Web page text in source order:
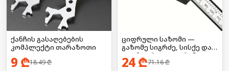
ქანჩის გასაღებების
კომპლექტი თარაზოთი
9 ₾18.49₾
ციფრული საზომი —
გაზომე სიგრძე, სისქე და
დიამეტრი LCD ეკრანით!
24₾71.16₾